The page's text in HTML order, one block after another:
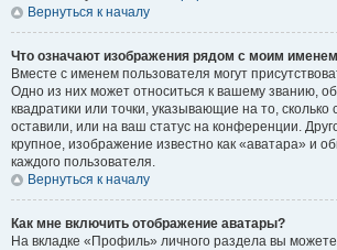
Вернуться к началу
Что означают изображения рядом с моим
Вместе с именем пользователя могут
Одно из них может относиться к вашему званию,
квадратики или точки, указывающие на то,
оставили, или на ваш статус на конференции.
крупное, изображение известно как «аватара» и
каждого пользователя.
Вернуться к началу
Как мне включить отображение аватары?
На вкладке «Профиль» личного раздела вы